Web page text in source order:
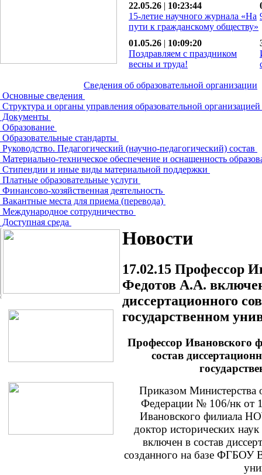
22.05.26 | 10:23:44
15-летие научного журнала «На
пути к гражданскому обществу»
01.05.26 | 10:09:20
Поздравляем с праздником
весны и труда!
Сведения об образовательной организации
Основные сведения
Структура и органы управления образовательной организацией
Документы
Образование
Образовательные стандарты
Руководство. Педагогический (научно-педагогический) состав
Материально-техническое обеспечение и оснащенность
Стипендии и иные виды материальной поддержки
Платные образовательные услуги
Финансово-хозяйственная деятельность
Вакантные места для приема (перевода)
Международное сотрудничество
Доступная среда
Новости
17.02.15 Профессор
Федотов А.А.
диссертационного
государственном
Профессор Ивановского
состав
Приказом Министерства
Федерации № 106/нк от
Ивановского филиала
доктор исторических
включен в состав
созданного на базе ФГБОУ